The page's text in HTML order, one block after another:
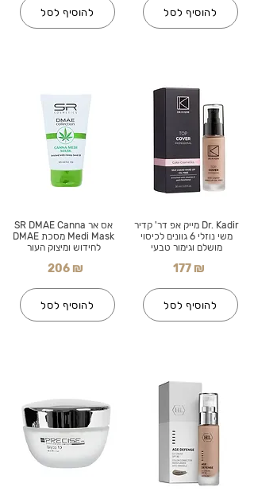
להוסיף לסל
אס אר SR DMAE Canna
Medi Mask מסכת DMAE
לחידוש ומיצוק העור
206 ₪
להוסיף לסל
להוסיף לסל
Dr. Kadir מייק אפ דר' קדיר
משי נוזלי 6 גוונים לכיסוי
מושלם וגימור טבעי
177 ₪
להוסיף לסל